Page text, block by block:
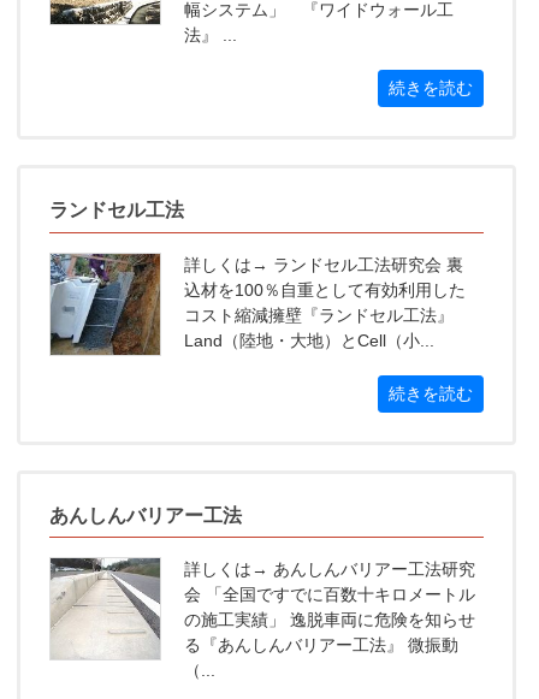
幅システム」 『ワイドウォール工
法』 ...
続きを読む
ランドセル工法
詳しくは→ ランドセル工法研究会 裏
込材を100％自重として有効利用した
コスト縮減擁壁『ランドセル工法』
Land（陸地・大地）とCell（小...
続きを読む
あんしんバリアー工法
詳しくは→ あんしんバリアー工法研究
会 「全国ですでに百数十キロメートル
の施工実績」 逸脱車両に危険を知らせ
る『あんしんバリアー工法』 微振動
（...